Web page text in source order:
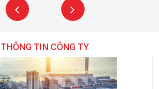
THÔNG TIN CÔNG TY